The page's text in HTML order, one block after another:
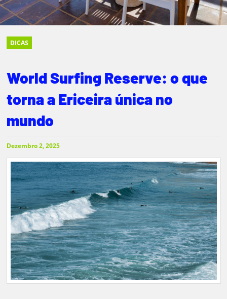
DICAS
World Surfing Reserve: o que
torna a Ericeira única no
mundo
Dezembro 2, 2025